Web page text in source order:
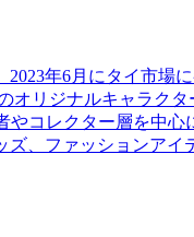
年6月にタイ市場
オリジナルキャラク
コレクター層を中
、ファッションア